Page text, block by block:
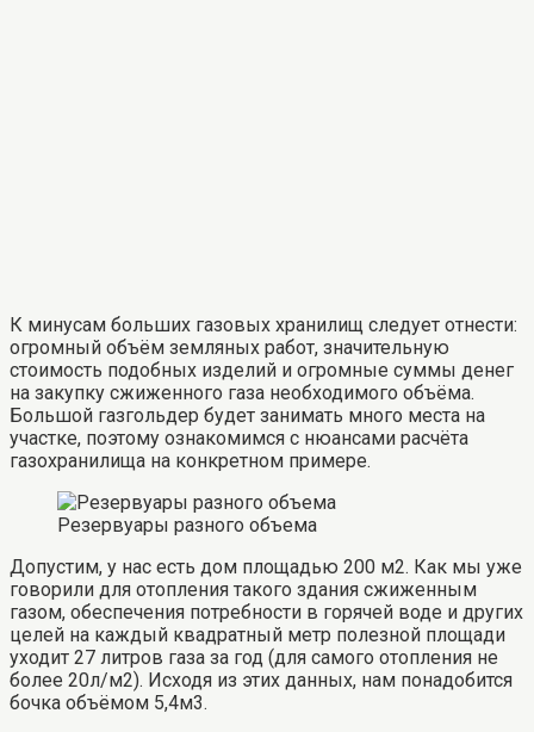
К минусам больших газовых хранилищ следует отнести:
огромный объём земляных работ, значительную
стоимость подобных изделий и огромные суммы денег
на закупку сжиженного газа необходимого объёма.
Большой газгольдер будет занимать много места на
участке, поэтому ознакомимся с нюансами расчёта
газохранилища на конкретном примере.
Резервуары разного объема
Допустим, у нас есть дом площадью 200 м2. Как мы уже
говорили для отопления такого здания сжиженным
газом, обеспечения потребности в горячей воде и других
целей на каждый квадратный метр полезной площади
уходит 27 литров газа за год (для самого отопления не
более 20л/м2). Исходя из этих данных, нам понадобится
бочка объёмом 5,4м3.